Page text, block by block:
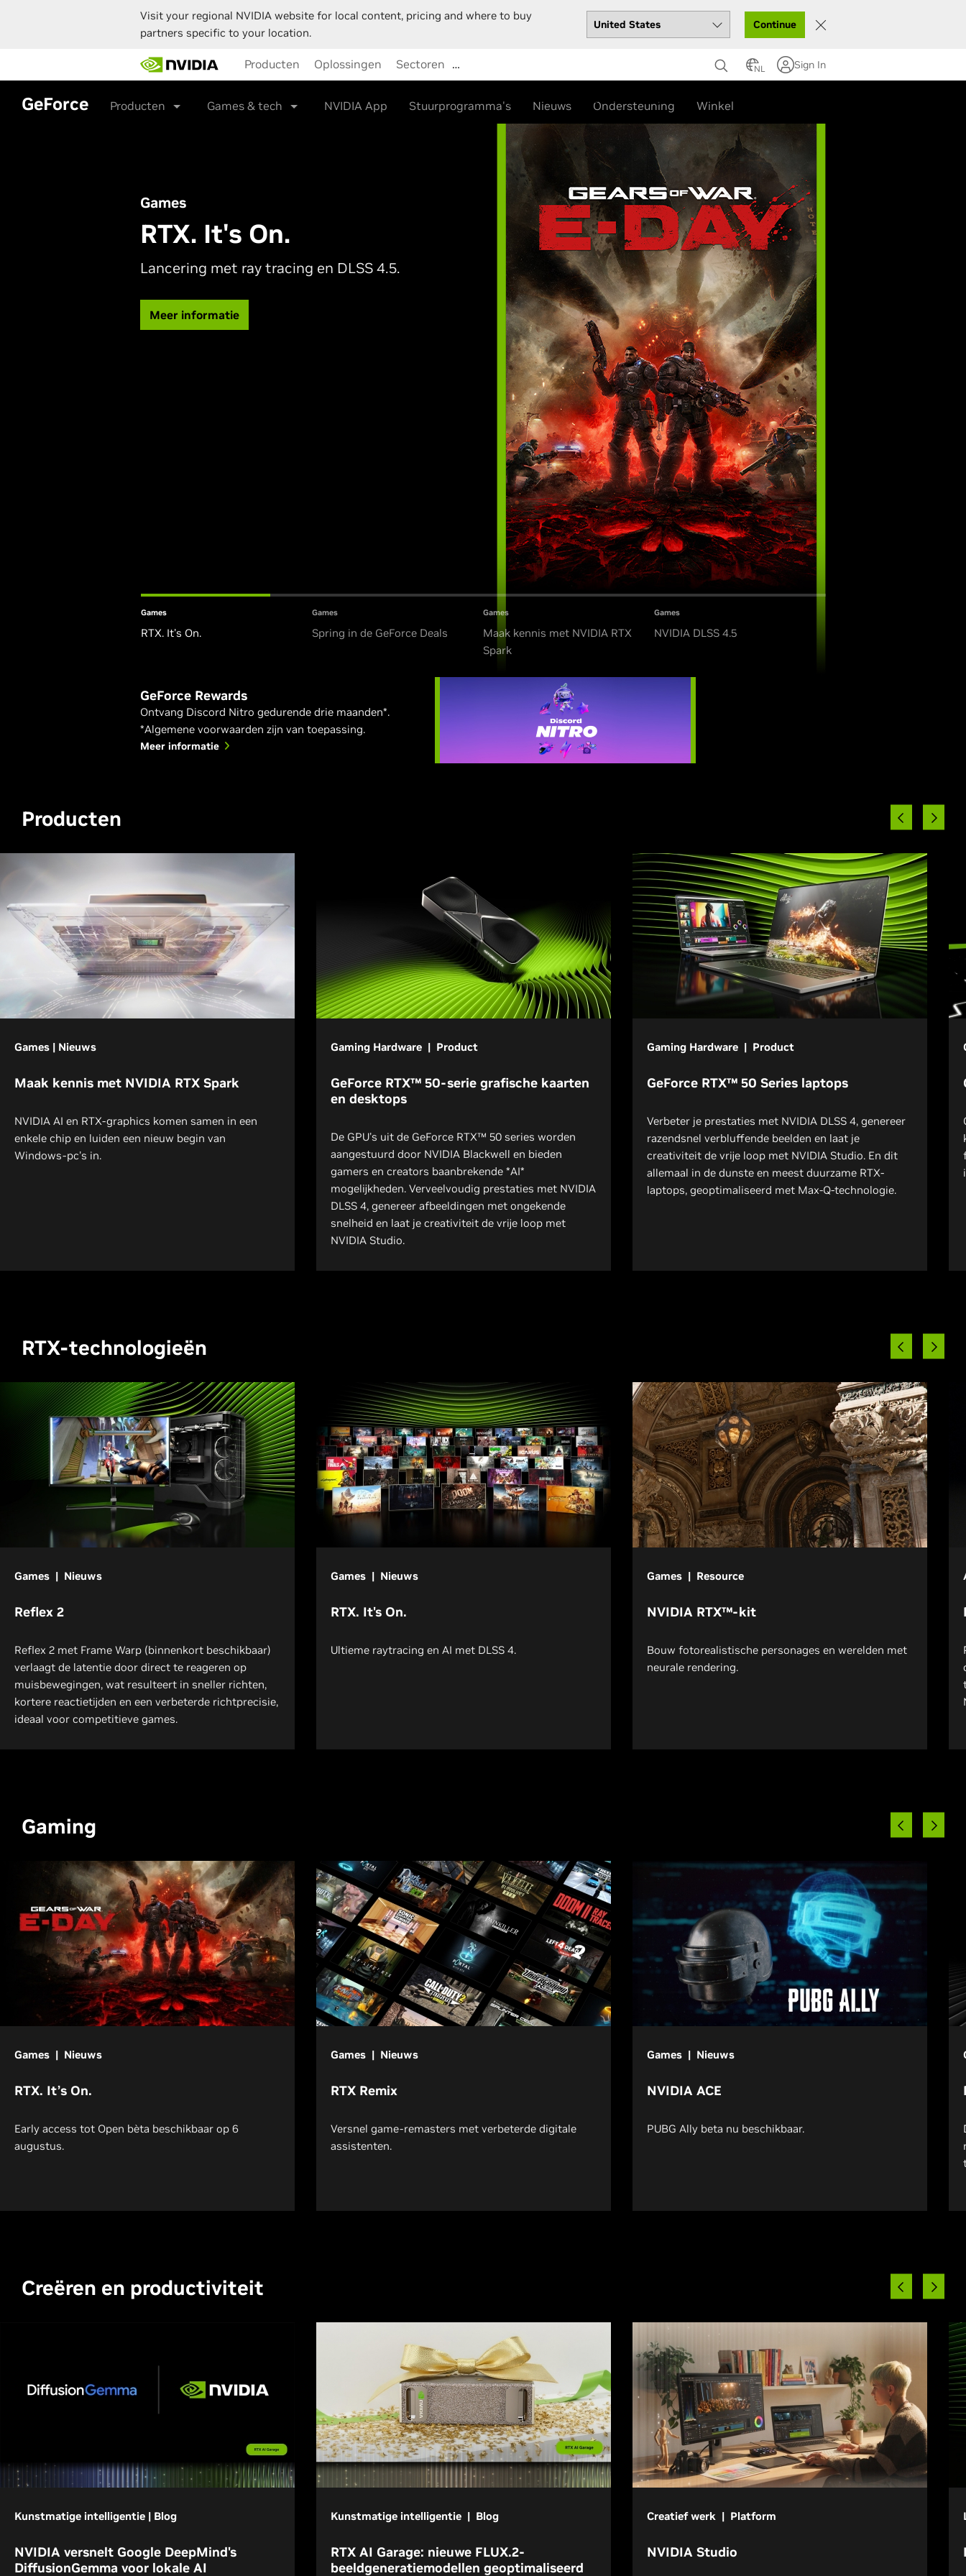
Visit your regional NVIDIA website for local content, pricing and where to buy
partners specific to your location.
Continue
main
content
Producten Oplossingen Sectoren …
Stuurprogramma's Ondersteuning
NL Sign In
GeForce Producten Games & tech NVIDIA App Stuurprogramma's Nieuws Ondersteuning Winkel
Games
RTX. It's On.
Lancering met ray tracing en DLSS 4.5.
Meer informatie
Games
RTX. It's On.
Games
Spring in de GeForce Deals
Games
Maak kennis met NVIDIA RTX
Spark
Games
NVIDIA DLSS 4.5
GeForce Rewards
Ontvang Discord Nitro gedurende drie maanden*.
*Algemene voorwaarden zijn van toepassing.
Meer informatie
Producten
Games | Nieuws
Maak kennis met NVIDIA RTX Spark
NVIDIA AI en RTX-graphics komen samen in een
enkele chip en luiden een nieuw begin van
Windows-pc's in.
Gaming Hardware | Product
GeForce RTX™ 50-serie grafische kaarten
en desktops
De GPU's uit de GeForce RTX™ 50 series worden
aangestuurd door NVIDIA Blackwell en bieden
gamers en creators baanbrekende *AI*
mogelijkheden. Verveelvoudig prestaties met NVIDIA
DLSS 4, genereer afbeeldingen met ongekende
snelheid en laat je creativiteit de vrije loop met
NVIDIA Studio.
Gaming Hardware | Product
GeForce RTX™ 50 Series laptops
Verbeter je prestaties met NVIDIA DLSS 4, genereer
razendsnel verbluffende beelden en laat je
creativiteit de vrije loop met NVIDIA Studio. En dit
allemaal in de dunste en meest duurzame RTX-
laptops, geoptimaliseerd met Max-Q-technologie.
RTX-technologieën
Games | Nieuws
Reflex 2
Reflex 2 met Frame Warp (binnenkort beschikbaar)
verlaagt de latentie door direct te reageren op
muisbewegingen, wat resulteert in sneller richten,
kortere reactietijden en een verbeterde richtprecisie,
ideaal voor competitieve games.
Games | Nieuws
RTX. It's On.
Ultieme raytracing en AI met DLSS 4.
Games | Resource
NVIDIA RTX™-kit
Bouw fotorealistische personages en werelden met
neurale rendering.
Gaming
Games | Nieuws
RTX. It’s On.
Early access tot Open bèta beschikbaar op 6
augustus.
Games | Nieuws
RTX Remix
Versnel game-remasters met verbeterde digitale
assistenten.
Games | Nieuws
NVIDIA ACE
PUBG Ally beta nu beschikbaar.
Creëren en productiviteit
Kunstmatige intelligentie | Blog
NVIDIA versnelt Google DeepMind's
DiffusionGemma voor lokale AI
Kunstmatige intelligentie | Blog
RTX AI Garage: nieuwe FLUX.2-
beeldgeneratiemodellen geoptimaliseerd
Creatief werk | Platform
NVIDIA Studio